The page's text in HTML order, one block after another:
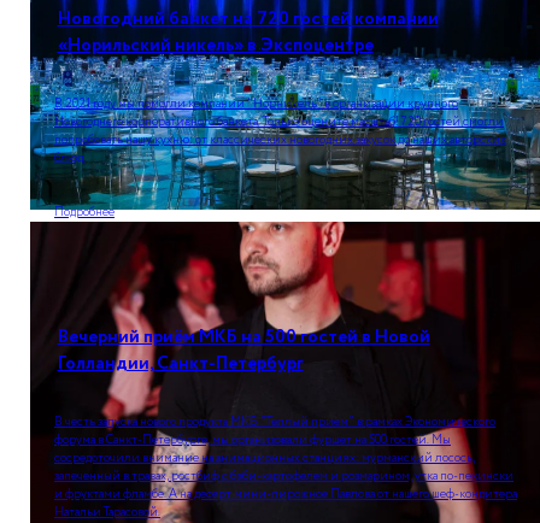
Новогодний банкет на 720 гостей компании
«Норильский никель» в Экспоцентре
В 2021 году мы помогли компании "Норникель" в организации крупного
Новогоднего корпоративного банкета. Только оцените масштаб! 720 гостей смогли
попробовать нашу кухню: от классических новогодних закусок до наших авторских
блюд.
Подробнее
Вечерний приём МКБ на 500 гостей в Новой
Голландии, Санкт-Петербург
В честь запуска нового продукта МКБ "Теплый прием" в рамках Экономического
форума в Санкт-Петербурге, мы организовали фуршет на 500 гостей. Мы
сосредоточили внимание на анимационных станциях: мурманский лосось,
запеченный в травах, ростбиф с бэби-картофелем и розмарином, утка по-пекински
и фруктами фламбе. А на десерт мини-пирожное Павлова от нашего шеф-кондитера
Натальи Тарасовой.